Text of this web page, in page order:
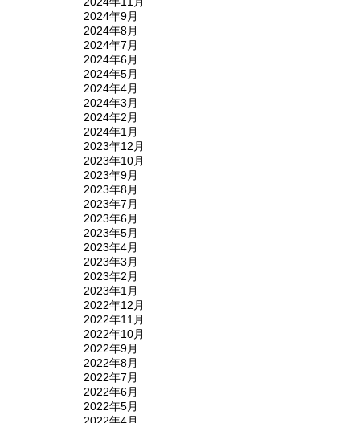
2024年9月
2024年8月
2024年7月
2024年6月
2024年5月
2024年4月
2024年3月
2024年2月
2024年1月
2023年12月
2023年10月
2023年9月
2023年8月
2023年7月
2023年6月
2023年5月
2023年4月
2023年3月
2023年2月
2023年1月
2022年12月
2022年11月
2022年10月
2022年9月
2022年8月
2022年7月
2022年6月
2022年5月